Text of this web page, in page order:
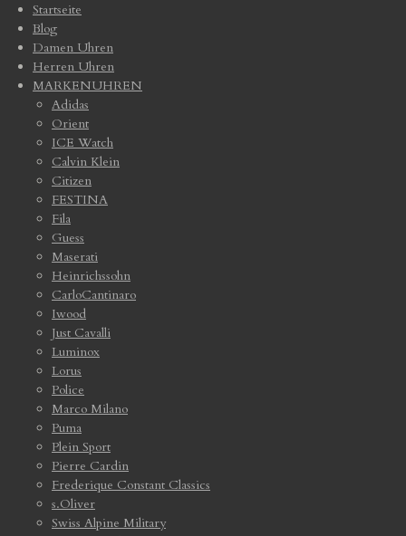
Startseite
Blog
Damen Uhren
Herren Uhren
MARKENUHREN
Adidas
Orient
ICE Watch
Calvin Klein
Citizen
FESTINA
Fila
Guess
Maserati
Heinrichssohn
CarloCantinaro
Iwood
Just Cavalli
Luminox
Lorus
Police
Marco Milano
Puma
Plein Sport
Pierre Cardin
Frederique Constant Classics
s.Oliver
Swiss Alpine Military